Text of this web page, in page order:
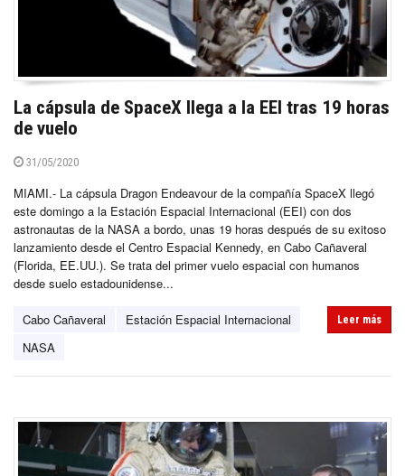
La cápsula de SpaceX llega a la EEI tras 19 horas
de vuelo
31/05/2020
MIAMI.- La cápsula Dragon Endeavour de la compañía SpaceX llegó
este domingo a la Estación Espacial Internacional (EEI) con dos
astronautas de la NASA a bordo, unas 19 horas después de su exitoso
lanzamiento desde el Centro Espacial Kennedy, en Cabo Cañaveral
(Florida, EE.UU.). Se trata del primer vuelo espacial con humanos
desde suelo estadounidense...
Cabo Cañaveral
Estación Espacial Internacional
NASA
Leer más